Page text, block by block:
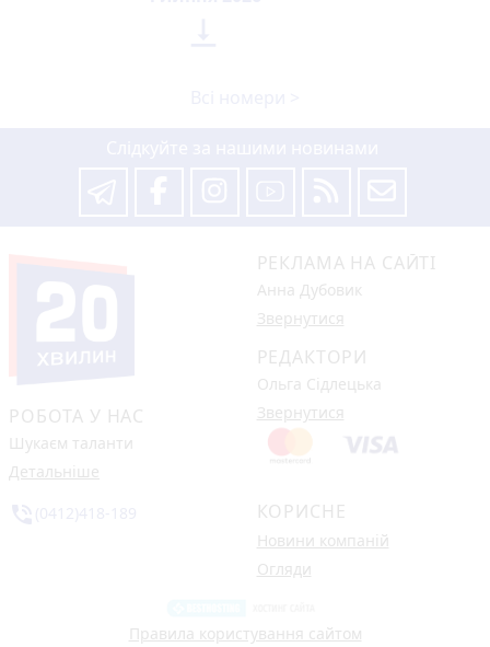
РОБОТА У НАС
Шукаєм таланти
Детальніше
РЕКЛАМА НА САЙТІ
Анна Дубовик
Звернутися
РЕДАКТОРИ
Ольга Сідлецька
Звернутися
КОРИСНЕ
Новини компаній
Огляди
Правила користування сайтом